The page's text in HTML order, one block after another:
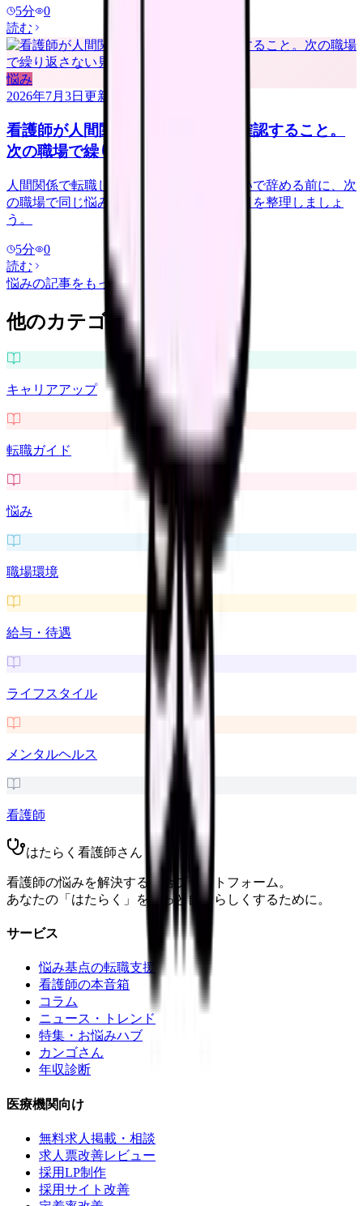
5分
0
読む
悩み
2026年7月3日 更新
看護師が人間関係で転職する前に確認すること。
次の職場で繰り返さない見方
人間関係で転職したい看護師さんへ。勢いで辞める前に、次
の職場で同じ悩みを繰り返さない確認項目を整理しましょ
う。
5分
0
読む
悩みの記事をもっと見る
他のカテゴリを探す
キャリアアップ
転職ガイド
悩み
職場環境
給与・待遇
ライフスタイル
メンタルヘルス
看護師
はたらく看護師さん
看護師の悩みを解決する総合プラットフォーム。
あなたの「はたらく」をもっと自分らしくするために。
サービス
悩み基点の転職支援
看護師の本音箱
コラム
ニュース・トレンド
特集・お悩みハブ
カンゴさん
年収診断
医療機関向け
無料求人掲載・相談
求人票改善レビュー
採用LP制作
採用サイト改善